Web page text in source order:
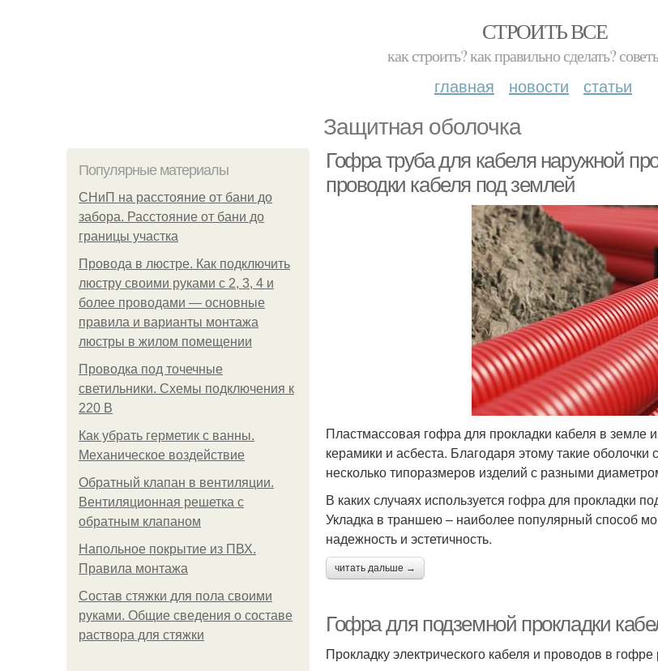
СТРОИТЬ ВСЕ
как строить? как правильно сделать?
главная новости статьи
Защитная оболочка
Популярные материалы
СНиП на расстояние от бани до
забора. Расстояние от бани до
границы участка
Провода в люстре. Как подключить
люстру своими руками с 2, 3, 4 и
более проводами — основные
правила и варианты монтажа
люстры в жилом помещении
Проводка под точечные
светильники. Схемы подключения к
220 В
Как убрать герметик с ванны.
Механическое воздействие
Обратный клапан в вентиляции.
Вентиляционная решетка с
обратным клапаном
Напольное покрытие из ПВХ.
Правила монтажа
Состав стяжки для пола своими
руками. Общие сведения о составе
раствора для стяжки
Гофра труба для кабеля наружной
проводки кабеля под землей
Пластмассовая гофра для прокладки кабеля в земле
керамики и асбеста. Благодаря этому такие
несколько типоразмеров изделий с разными
В каких случаях используется гофра для прокладки
Укладка в траншею – наиболее популярный способ
надежность и эстетичность.
читать дальше →
Гофра для подземной прокладки
Прокладку электрического кабеля и проводов в